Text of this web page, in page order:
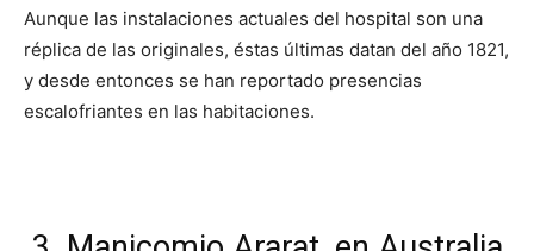
Aunque las instalaciones actuales del hospital son una
réplica de las originales, éstas últimas datan del año 1821,
y desde entonces se han reportado presencias
escalofriantes en las habitaciones.